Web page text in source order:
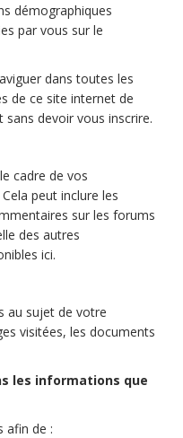
démographiques
par vous sur le
dans toutes les
de ce site internet de
devoir vous inscrire.
cadre de vos
peut inclure les
sur les forums
des autres
ici.
au sujet de votre
visitées, les documents
les informations que
afin de :